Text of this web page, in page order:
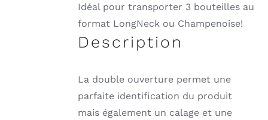
Idéal pour transporter 3 bouteilles au
format LongNeck ou Champenoise!
Description
La double ouverture permet une
parfaite identification du produit
mais également un calage et une